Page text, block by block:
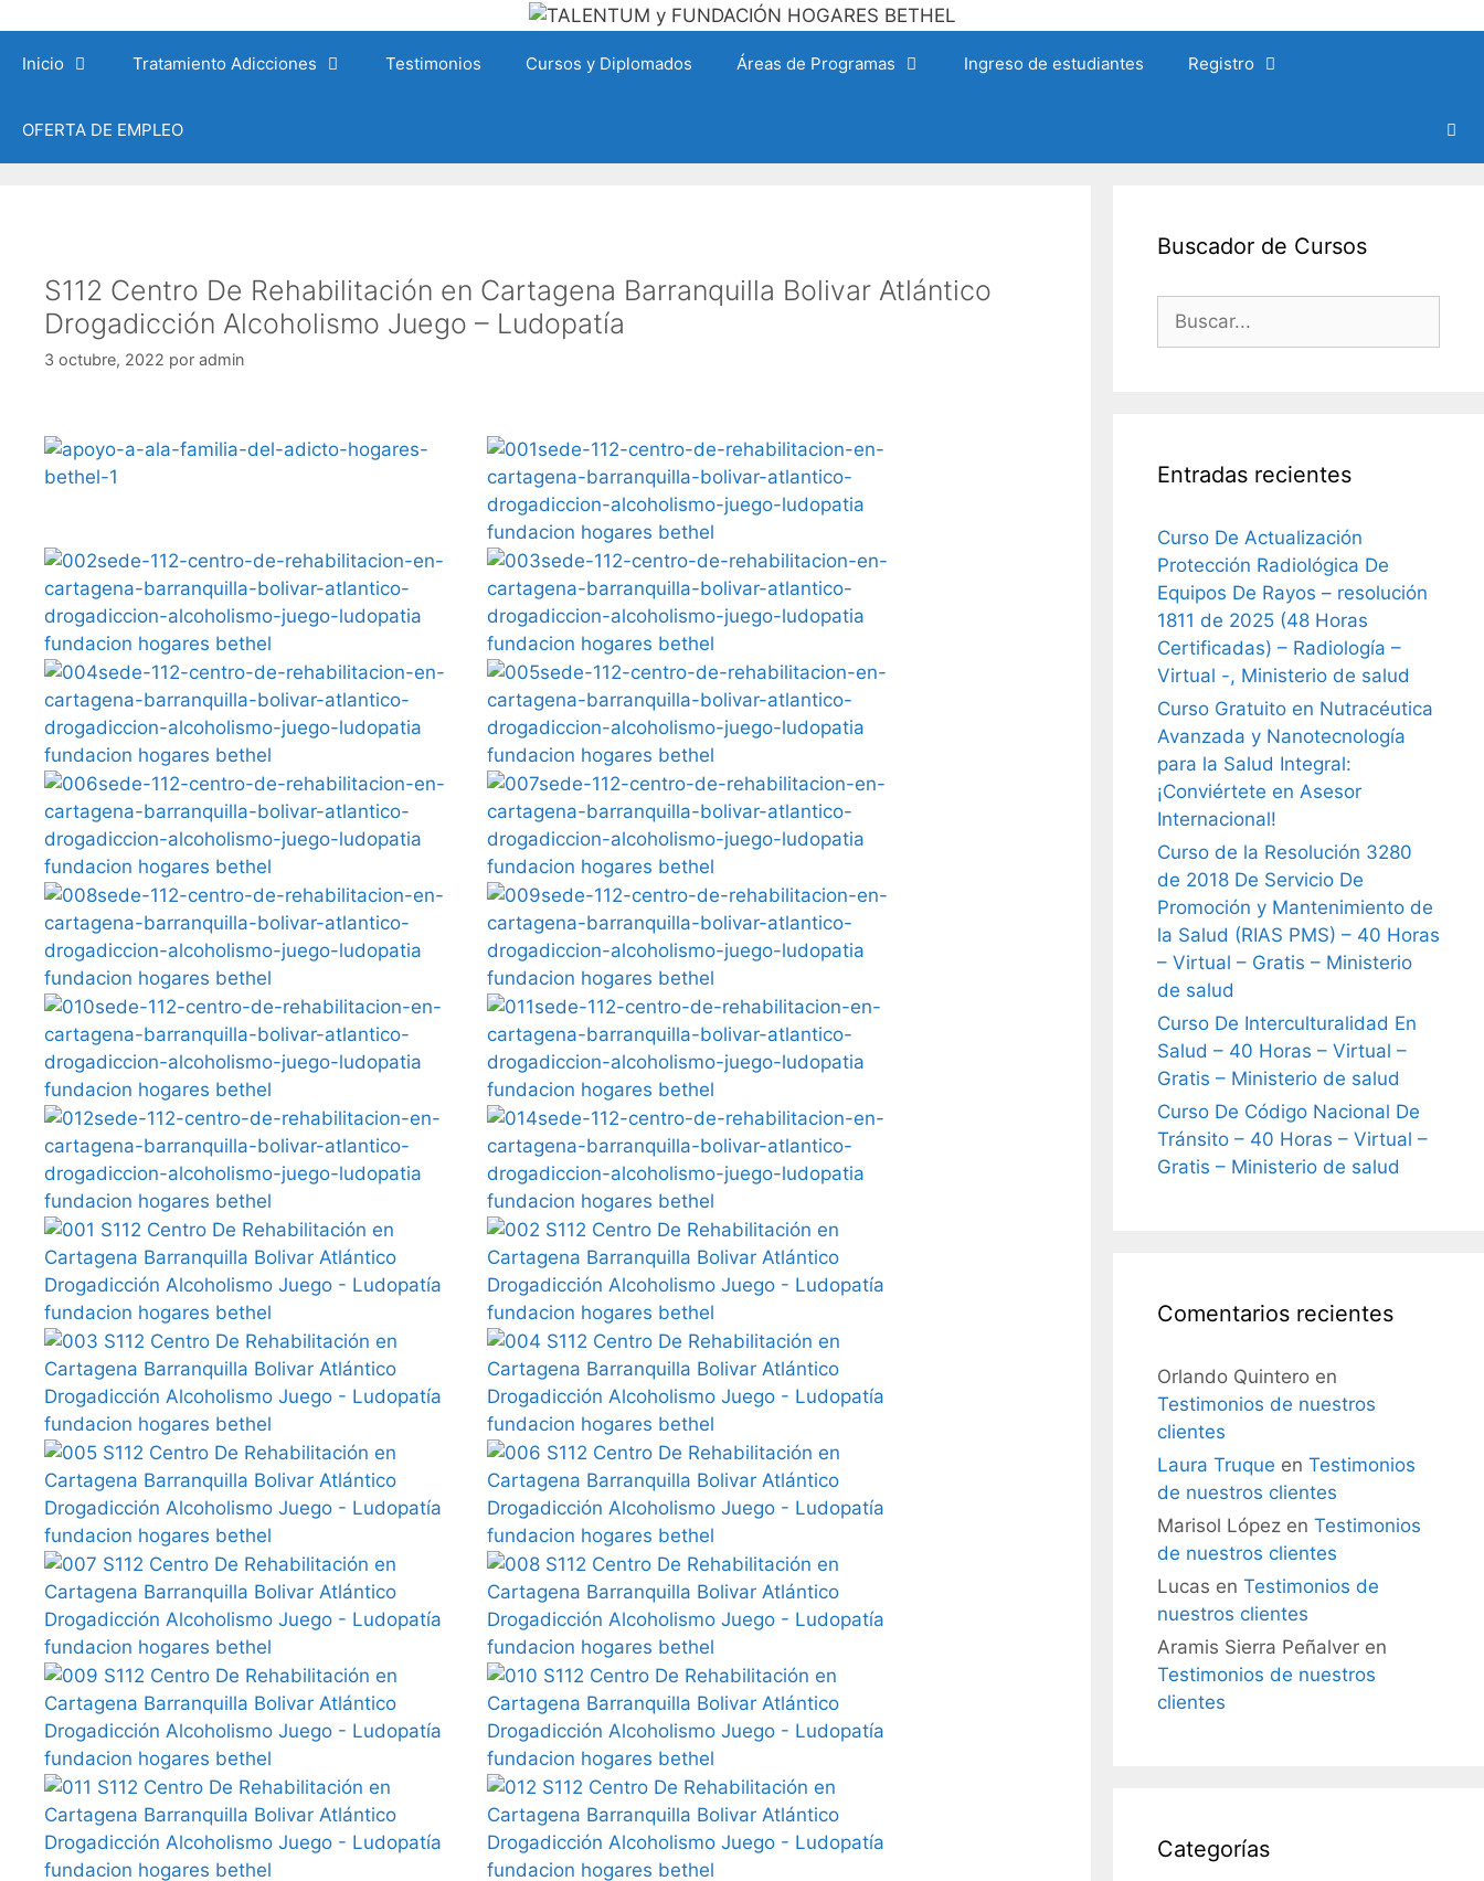
contenido
Inicio Tratamiento Adicciones Testimonios Cursos y Diplomados Áreas de Programas Ingreso de estudiantes Registro
OFERTA DE EMPLEO
S112 Centro De Rehabilitación en Cartagena Barranquilla Bolivar Atlántico
Drogadicción Alcoholismo Juego – Ludopatía
3 octubre, 2022 por admin
Buscador de Cursos
Entradas recientes
Curso De Actualización
Protección Radiológica De
Equipos De Rayos – resolución
1811 de 2025 (48 Horas
Certificadas) – Radiología –
Virtual -, Ministerio de salud
Curso Gratuito en Nutracéutica
Avanzada y Nanotecnología
para la Salud Integral:
¡Conviértete en Asesor
Internacional!
Curso de la Resolución 3280
de 2018 De Servicio De
Promoción y Mantenimiento de
la Salud (RIAS PMS) – 40 Horas
– Virtual – Gratis – Ministerio
de salud
Curso De Interculturalidad En
Salud – 40 Horas – Virtual –
Gratis – Ministerio de salud
Curso De Código Nacional De
Tránsito – 40 Horas – Virtual –
Gratis – Ministerio de salud
Comentarios recientes
Orlando Quintero en
Testimonios de nuestros
clientes
Laura Truque en Testimonios
de nuestros clientes
Marisol López en Testimonios
de nuestros clientes
Lucas en Testimonios de
nuestros clientes
Aramis Sierra Peñalver en
Testimonios de nuestros
clientes
Categorías